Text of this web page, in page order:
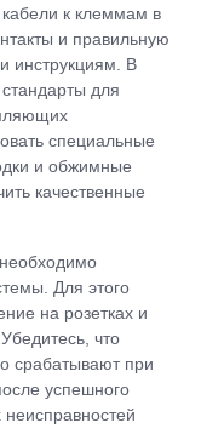
к клеммам в
и правильную
инструкциям. В
для
специальные
и обжимные
качественные
Для этого
на розетках и
что
срабатывают при
успешного